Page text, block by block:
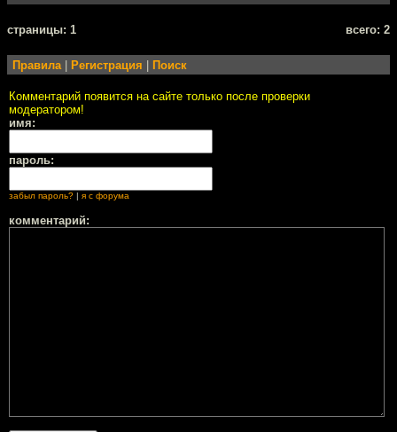
cтраницы: 1 всего: 2
Правила | Регистрация | Поиск
Комментарий появится на сайте только после проверки
модератором!
имя:
пароль:
забыл пароль? | я с форума
комментарий: